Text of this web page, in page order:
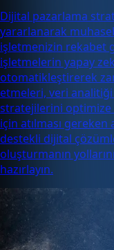
Dijital pazarlama
yararlanarak
işletmenizin rekabet
işletmelerin yapay
otomatikleştirerek
etmeleri, veri
stratejilerini optimize
için atılması gereken
destekli dijital
oluşturmanın
hazırlayın.